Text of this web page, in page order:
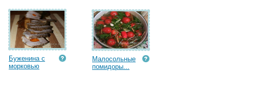
Буженина с
морковью
Малосольные
помидоры...